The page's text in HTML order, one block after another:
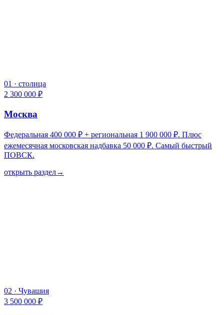
01 · столица
2 300 000 ₽
Москва
Федеральная 400 000 ₽ + региональная 1 900 000 ₽. Плюс
ежемесячная московская надбавка 50 000 ₽. Самый быстрый
ПОВСК.
открыть раздел→
02 · Чувашия
3 500 000 ₽